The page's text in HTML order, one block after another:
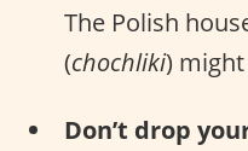
The Polish
(chochliki)
Don’t drop